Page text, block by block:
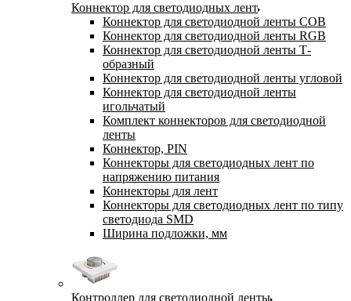
Коннектор для светодиодных лент
Коннектор для светодиодной ленты COB
Коннектор для светодиодной ленты RGB
Коннектор для светодиодной ленты Т-
образный
Коннектор для светодиодной ленты угловой
Коннектор для светодиодной ленты
игольчатый
Комплект коннекторов для светодиодной
ленты
Коннектор, PIN
Коннекторы для светодиодных лент по
напряжению питания
Коннекторы для лент
Коннекторы для светодиодных лент по типу
светодиода SMD
Ширина подложки, мм
Контроллер для светодиодной ленты